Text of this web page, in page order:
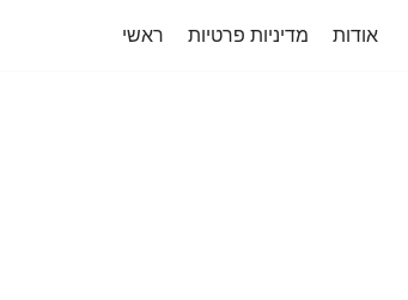
אודות מדיניות פרטיות ראשי